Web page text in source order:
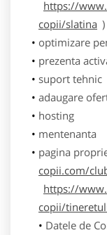
https://
copii/slatina )
optimizare
prezenta
suport tehnic
adaugare
hosting
mentenanta
pagina
copii.com/
https://
copii/
Datele de